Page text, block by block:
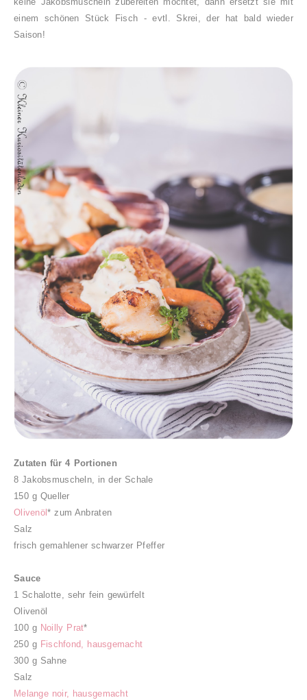
einem schönen Stück Fisch - evtl. Skrei, der hat bald wieder
Saison!
Zutaten für 4 Portionen
8 Jakobsmuscheln, in der Schale
150 g Queller
Olivenöl* zum Anbraten
Salz
frisch gemahlener schwarzer Pfeffer
Sauce
1 Schalotte, sehr fein gewürfelt
Olivenöl
100 g Noilly Prat*
250 g Fischfond, hausgemacht
300 g Sahne
Salz
Melange noir, hausgemacht